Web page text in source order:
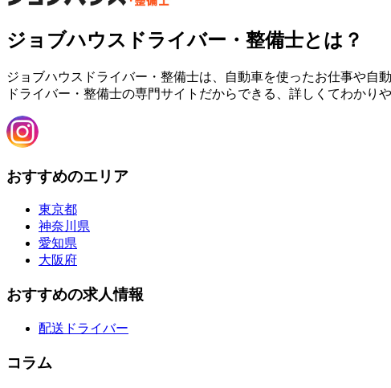
ジョブハウスドライバー・整備士とは？
ジョブハウスドライバー・整備士は、自動車を使ったお仕事や自
ドライバー・整備士の専門サイトだからできる、詳しくてわかり
おすすめのエリア
東京都
神奈川県
愛知県
大阪府
おすすめの求人情報
配送ドライバー
コラム